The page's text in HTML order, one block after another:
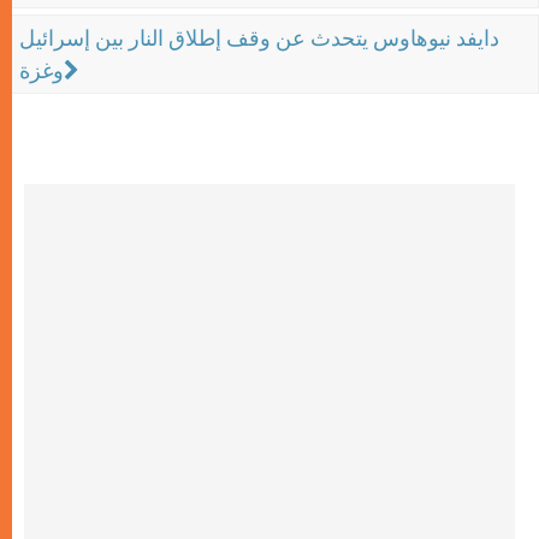
دايفد نيوهاوس يتحدث عن وقف إطلاق النار بين إسرائيل
وغزة